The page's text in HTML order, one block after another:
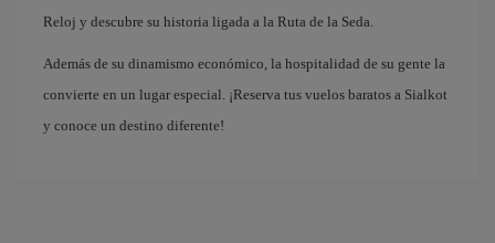
Reloj y descubre su historia ligada a la Ruta de la Seda.
Además de su dinamismo económico, la hospitalidad de su gente la
convierte en un lugar especial. ¡Reserva tus vuelos baratos a Sialkot
y conoce un destino diferente!